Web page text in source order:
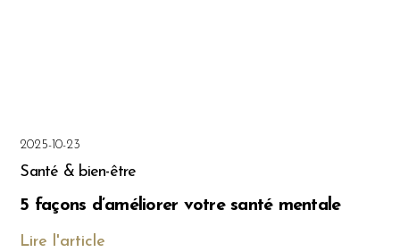
2025-10-23
Santé & bien-être
5 façons d’améliorer votre santé mentale
Lire l'article